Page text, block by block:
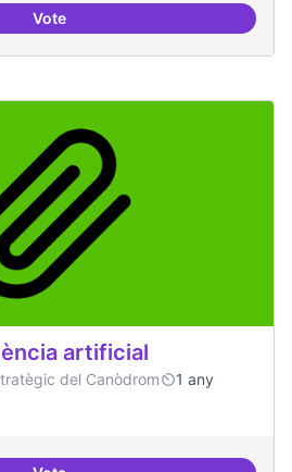
VoteBeques de recerca per
artificial
del Canòdrom
1 any